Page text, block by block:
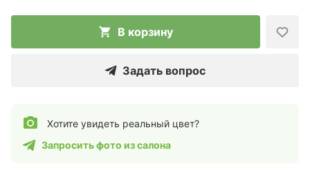
В корзину
Задать вопрос
Хотите увидеть реальный цвет?
Запросить фото из салона